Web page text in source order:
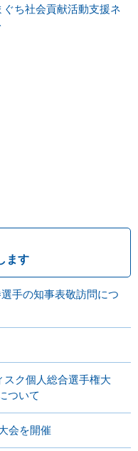
ぐち社会貢献活動支援ネ
ます
選手の知事表敬訪問につ
スク個人総合選手権大
ついて
会を開催